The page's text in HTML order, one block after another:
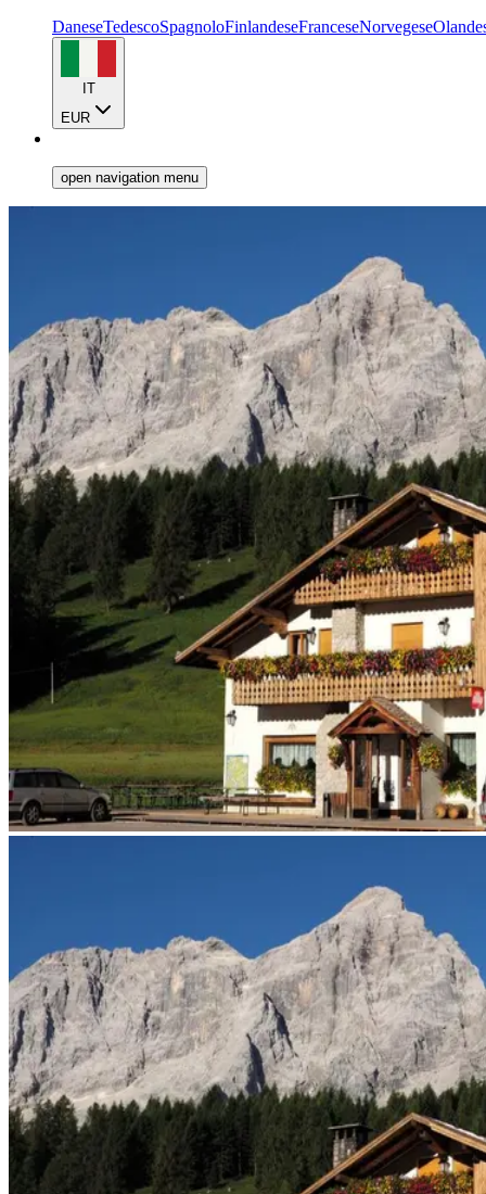
DaneseTedescoSpagnoloFinlandeseFranceseNorvegese
IT
EUR
open navigation menu